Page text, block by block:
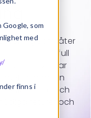
som
med
finns i
som låter
och få full
Pro utvidgar
genom en
arbete och
returer och